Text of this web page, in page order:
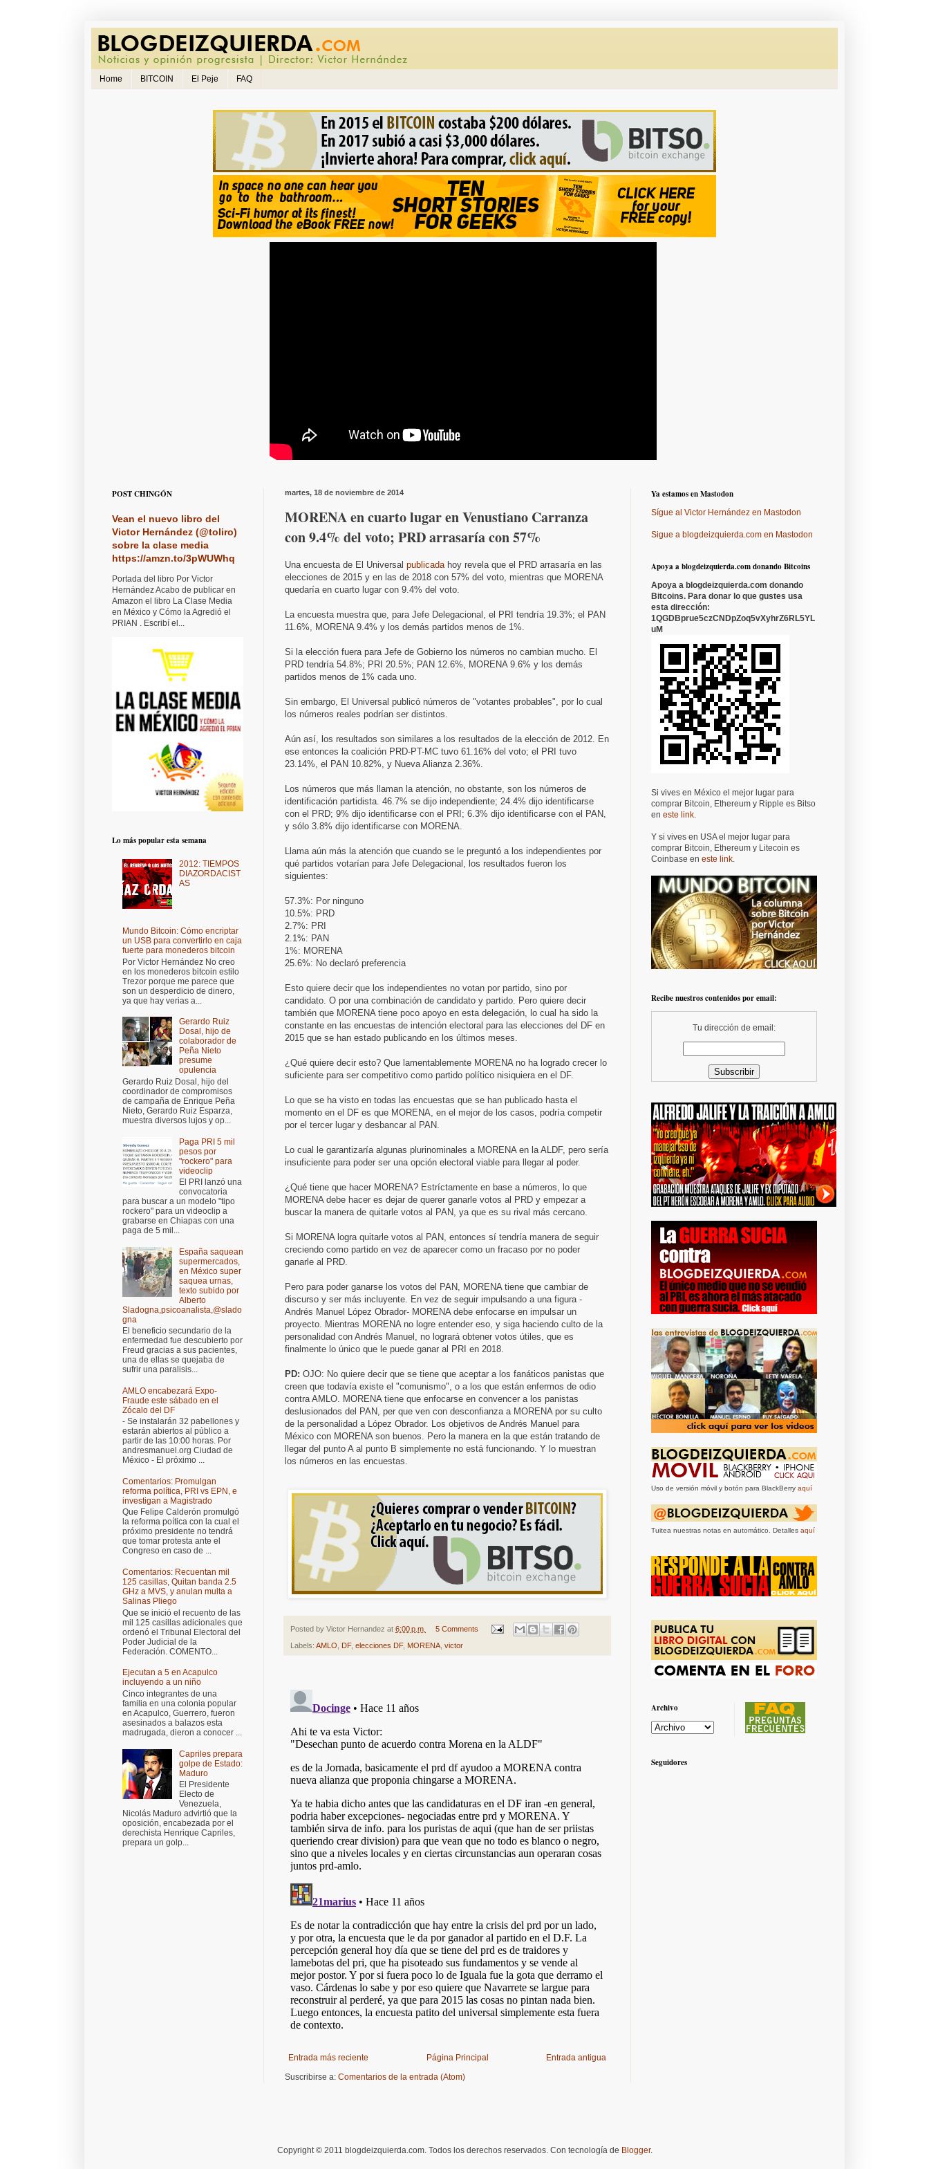
Home BITCOIN El Peje FAQ
martes, 18 de noviembre de 2014
MORENA en cuarto lugar en Venustiano Carranza
con 9.4% del voto; PRD arrasaría con 57%
Una encuesta de El Universal publicada hoy revela que el PRD arrasaría en las
elecciones de 2015 y en las de 2018 con 57% del voto, mientras que MORENA
quedaría en cuarto lugar con 9.4% del voto.
La encuesta muestra que, para Jefe Delegacional, el PRI tendría 19.3%; el PAN
11.6%, MORENA 9.4% y los demás partidos menos de 1%.
Si la elección fuera para Jefe de Gobierno los números no cambian mucho. El
PRD tendría 54.8%; PRI 20.5%; PAN 12.6%, MORENA 9.6% y los demás
partidos menos de 1% cada uno.
Sin embargo, El Universal publicó números de "votantes probables", por lo cual
los números reales podrían ser distintos.
Aún así, los resultados son similares a los resultados de la elección de 2012. En
ese entonces la coalición PRD-PT-MC tuvo 61.16% del voto; el PRI tuvo
23.14%, el PAN 10.82%, y Nueva Alianza 2.36%.
Los números que más llaman la atención, no obstante, son los números de
identificación partidista. 46.7% se dijo independiente; 24.4% dijo identificarse
con el PRD; 9% dijo identificarse con el PRI; 6.3% dijo identificarse con el PAN,
y sólo 3.8% dijo identificarse con MORENA.
Llama aún más la atención que cuando se le preguntó a los independientes por
qué partidos votarían para Jefe Delegacional, los resultados fueron los
siguientes:
57.3%: Por ninguno
10.5%: PRD
2.7%: PRI
2.1%: PAN
1%: MORENA
25.6%: No declaró preferencia
Esto quiere decir que los independientes no votan por partido, sino por
candidato. O por una combinación de candidato y partido. Pero quiere decir
también que MORENA tiene poco apoyo en esta delegación, lo cual ha sido la
constante en las encuestas de intención electoral para las elecciones del DF en
2015 que se han estado publicando en los últimos meses.
¿Qué quiere decir esto? Que lamentablemente MORENA no ha logrado crecer lo
suficiente para ser competitivo como partido político nisiquiera en el DF.
Lo que se ha visto en todas las encuestas que se han publicado hasta el
momento en el DF es que MORENA, en el mejor de los casos, podría competir
por el tercer lugar y desbancar al PAN.
Lo cual le garantizaría algunas plurinominales a MORENA en la ALDF, pero sería
insuficiente para poder ser una opción electoral viable para llegar al poder.
¿Qué tiene que hacer MORENA? Estríctamente en base a números, lo que
MORENA debe hacer es dejar de querer ganarle votos al PRD y empezar a
buscar la manera de quitarle votos al PAN, ya que es su rival más cercano.
Si MORENA logra quitarle votos al PAN, entonces sí tendría manera de seguir
creciendo como partido en vez de aparecer como un fracaso por no poder
ganarle al PRD.
Pero para poder ganarse los votos del PAN, MORENA tiene que cambiar de
discurso y ser más incluyente. En vez de seguir impulsando a una figura -
Andrés Manuel López Obrador- MORENA debe enfocarse en impulsar un
proyecto. Mientras MORENA no logre entender eso, y siga haciendo culto de la
personalidad con Andrés Manuel, no logrará obtener votos útiles, que es
finalmente lo único que le puede ganar al PRI en 2018.
PD: OJO: No quiere decir que se tiene que aceptar a los fanáticos panistas que
creen que todavía existe el "comunismo", o a los que están enfermos de odio
contra AMLO. MORENA tiene que enfocarse en convencer a los panistas
deslusionados del PAN, per que ven con desconfianza a MORENA por su culto
de la personalidad a López Obrador. Los objetivos de Andrés Manuel para
México con MORENA son buenos. Pero la manera en la que están tratando de
llegar del punto A al punto B simplemente no está funcionando. Y lo muestran
los números en las encuestas.
Posted by Victor Hernandez at 6:00 p.m. 5 Comments
Labels: AMLO DF, elecciones DF, MORENA victor
Entrada más reciente Entrada antigua
Página Principal
Suscribirse a: Comentarios de la entrada (Atom)
POST CHINGÓN
Vean el nuevo libro del
Victor Hernández (@toliro)
sobre la clase media
https://amzn.to/3pWUWhq
Portada del libro Por Victor
Hernández Acabo de publicar en
Amazon el libro La Clase Media
en México y Cómo la Agredió el
PRIAN . Escribí el...
Lo más popular esta semana
2012: TIEMPOS
DIAZORDACIST
AS
Mundo Bitcoin: Cómo encriptar
un USB para convertirlo en caja
fuerte para monederos bitcoin
Por Victor Hernández No creo
en los monederos bitcoin estilo
Trezor porque me parece que
son un desperdicio de dinero,
ya que hay verias a...
Gerardo Ruiz
Dosal, hijo de
colaborador de
Peña Nieto
presume
opulencia
Gerardo Ruiz Dosal, hijo del
coordinador de compromisos
de campaña de Enrique Peña
Nieto, Gerardo Ruiz Esparza,
muestra diversos lujos y op...
Paga PRI 5 mil
pesos por
"rockero" para
videoclip
El PRI lanzó una
convocatoria
para buscar a un modelo "tipo
rockero" para un videoclip a
grabarse en Chiapas con una
paga de 5 mil...
España saquean
supermercados,
en México super
saquea urnas,
texto subido por
Alberto
Sladogna,psicoanalista,@slado
gna
El beneficio secundario de la
enfermedad fue descubierto por
Freud gracias a sus pacientes,
una de ellas se quejaba de
sufrir una paralisis...
AMLO encabezará Expo-
Fraude este sábado en el
Zócalo del DF
- Se instalarán 32 pabellones y
estarán abiertos al público a
partir de las 10:00 horas. Por
andresmanuel.org Ciudad de
México - El próximo ...
Comentarios: Promulgan
reforma política, PRI vs EPN, e
investigan a Magistrado
Que Felipe Calderón promulgó
la reforma poítica con la cual el
próximo presidente no tendrá
que tomar protesta ante el
Congreso en caso de ...
Comentarios: Recuentan mil
125 casillas, Quitan banda 2.5
GHz a MVS, y anulan multa a
Salinas Pliego
Que se inició el recuento de las
mil 125 casillas adicionales que
ordenó el Tribunal Electoral del
Poder Judicial de la
Federación. COMENTO...
Ejecutan a 5 en Acapulco
incluyendo a un niño
Cinco integrantes de una
familia en una colonia popular
en Acapulco, Guerrero, fueron
asesinados a balazos esta
madrugada, dieron a conocer ...
Capriles prepara
golpe de Estado:
Maduro
El Presidente
Electo de
Venezuela,
Nicolás Maduro advirtió que la
oposición, encabezada por el
derechista Henrique Capriles,
prepara un golp...
Ya estamos en Mastodon
Sígue al Victor Hernández en Mastodon
Sigue a blogdeizquierda.com en Mastodon
Apoya a blogdeizquierda.com donando Bitcoins
Apoya a blogdeizquierda.com donando
Bitcoins. Para donar lo que gustes usa
esta dirección:
1QGDBprue5czCNDpZoq5vXyhrZ6RL5YL
uM
Si vives en México el mejor lugar para
comprar Bitcoin, Ethereum y Ripple es Bitso
en este link.
Y si vives en USA el mejor lugar para
comprar Bitcoin, Ethereum y Litecoin es
Coinbase en este link.
Recibe nuestros contenidos por email:
Tu dirección de email:
Uso de versión móvil y botón para BlackBerry aquí
Tuitea nuestras notas en automático. Detalles aquí
Archivo
Seguidores
Copyright © 2011 blogdeizquierda.com. Todos los derechos reservados. Con tecnología de Blogger.